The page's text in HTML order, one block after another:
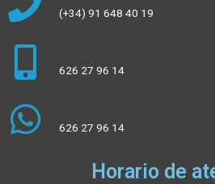
(+34) 91 648 40 19
626 27 96 14
626 27 96 14
Horario de